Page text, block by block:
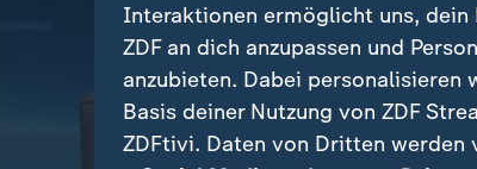
Interaktionen ermöglicht uns, dein
ZDF an dich anzupassen und
anzubieten. Dabei personalisieren
Basis deiner Nutzung von ZDF
ZDFtivi. Daten von Dritten werden